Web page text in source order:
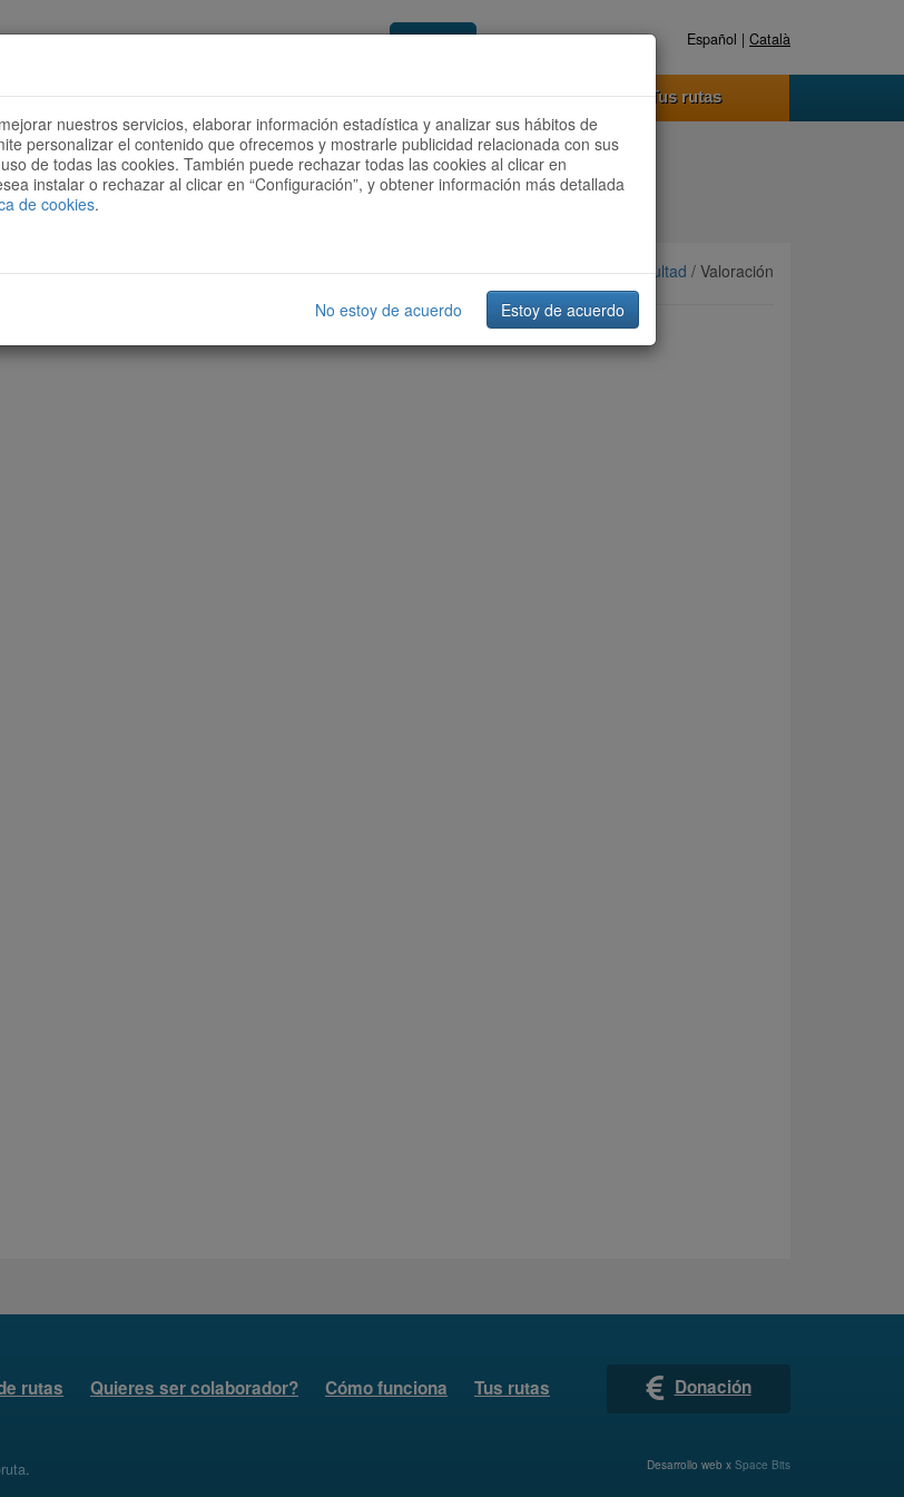
Acceder Registrate ahora Español | Català
Quieres ser colaborador? Cómo funciona Tus rutas
Ordenar por:Más recientes/Dificultad / Valoración
rutas Quieres ser colaborador? Cómo funciona Tus rutas Donación
. Desarrollo web x Space Bits
nuestros servicios, elaborar información estadística y analizar sus hábitos de
personalizar el contenido que ofrecemos y mostrarle publicidad relacionada con sus
de todas las cookies. También puede rechazar todas las cookies al clicar en
instalar o rechazar al clicar en “Configuración”, y obtener información más detallada
de cookies.
No estoy de acuerdo Estoy de acuerdo